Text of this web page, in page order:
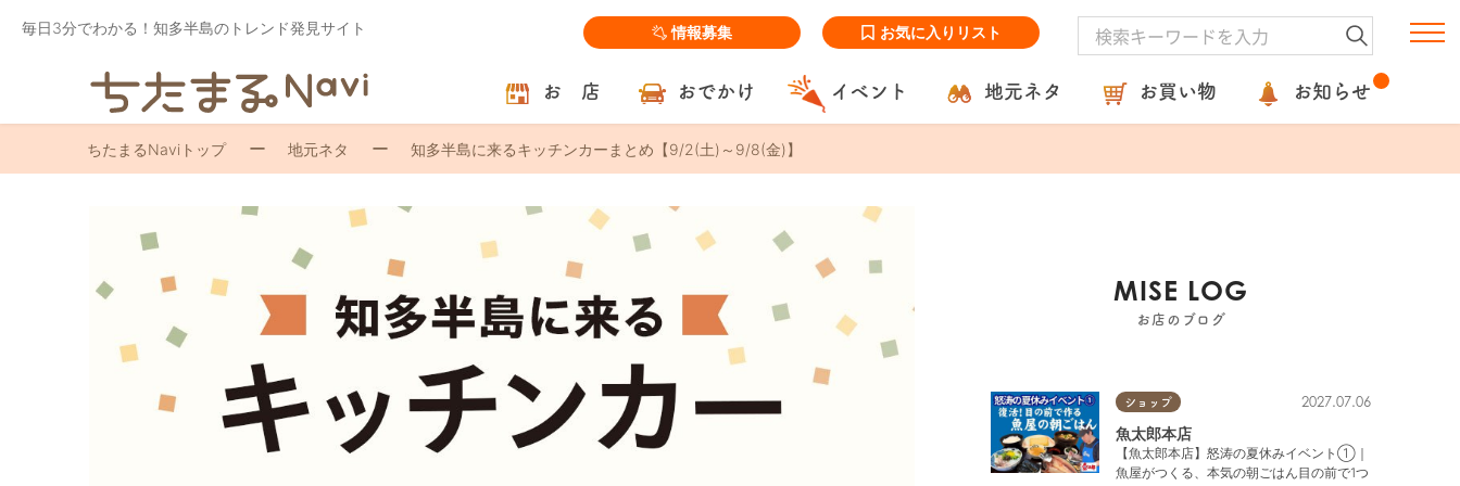
毎日3分でわかる！知多半島のトレンド発見サイト 情報募集 お気に入りリスト
お 店 おでかけ イベント 地元ネタ お買い物 お知らせ
ちたまるNaviトップ 地元ネタ 知多半島に来るキッチンカーまとめ【9/2(土)～9/8(金)】
MISE LOG
お店のブログ
ショップ 2027.07.06
魚太郎本店
【魚太郎本店】怒涛の夏休みイベント①｜
魚屋がつくる、本気の朝ごはん目の前で1つ